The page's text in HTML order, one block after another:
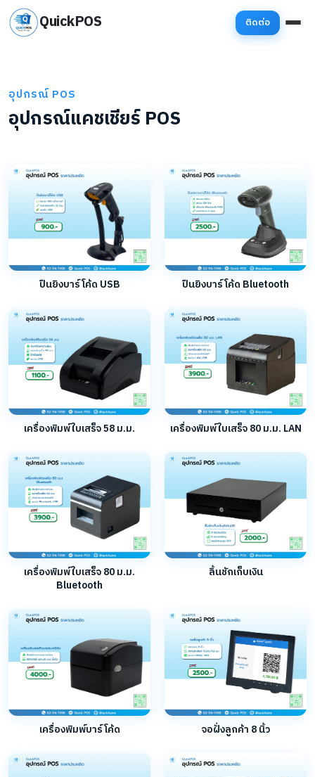
QuickPOS ติดต่อ
อุปกรณ์ POS
อุปกรณ์แคชเชียร์ POS
ปืนยิงบาร์โค้ด USB ปืนยิงบาร์โค้ด Bluetooth
เครื่องพิมพ์ใบเสร็จ 58 ม.ม. เครื่องพิมพ์ใบเสร็จ 80 ม.ม. LAN
เครื่องพิมพ์ใบเสร็จ 80 ม.ม.
Bluetooth
ลิ้นชักเก็บเงิน
เครื่องพิมพ์บาร์โค้ด จอฝั่งลูกค้า 8 นิ้ว